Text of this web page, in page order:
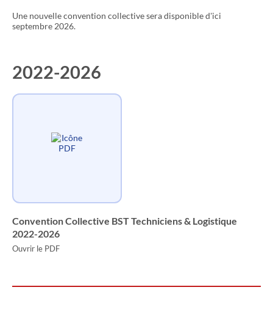
Une nouvelle convention collective sera disponible d'ici
septembre 2026.
2022-2026
Convention Collective BST Techniciens & Logistique
2022-2026
Ouvrir le PDF